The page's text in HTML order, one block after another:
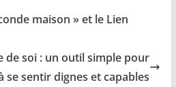
maison » et le Lien
de soi : un outil simple pour
se sentir dignes et capables